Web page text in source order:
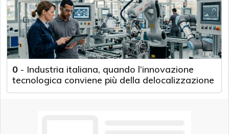
0 - Industria italiana, quando l’innovazione
tecnologica conviene più della delocalizzazione